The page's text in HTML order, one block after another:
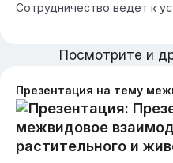
Сотрудничество ведет к
Посмотрите и